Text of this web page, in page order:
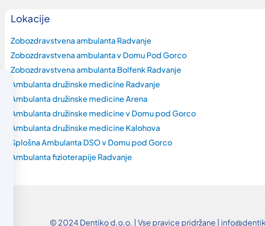
Lokacije
Zobozdravstvena ambulanta Radvanje
Zobozdravstvena ambulanta v Domu Pod Gorco
Zobozdravstvena ambulanta Bolfenk Radvanje
Ambulanta družinske medicine Radvanje
Ambulanta družinske medicine Arena
Ambulanta družinske medicine v Domu pod Gorco
Ambulanta družinske medicine Kalohova
Splošna Ambulanta DSO v Domu pod Gorco
Ambulanta fizioterapije Radvanje
© 2024 Dentiko d.o.o. | Vse pravice pridržane |